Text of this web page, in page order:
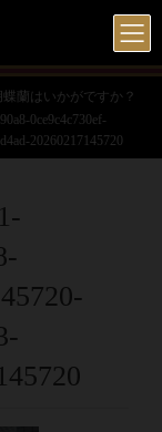
蝶蘭はいかがですか？
0ce9c4c730ef-
20260217145720